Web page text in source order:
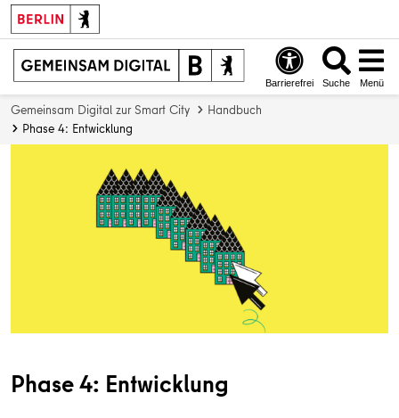
Barrierefrei Suche Menü
Gemeinsam Digital zur Smart City
Handbuch
Phase 4: Entwicklung
Phase 4: Entwicklung